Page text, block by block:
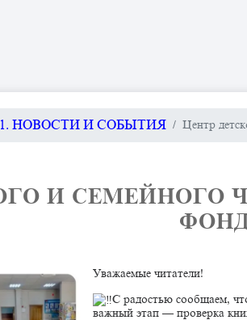
1. НОВОСТИ И СОБЫТИЯ Центр
И СЕМЕЙНОГО
Уважаемые читатели!
С радостью сообщаем,
важный этап — проверка